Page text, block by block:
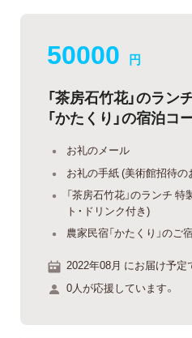
50000 円
「茶房石竹花」のラ
「かたくり」の宿泊コ
お礼のメール
お礼の手紙 (美術館招待の
「茶房石竹花」のランチ
ト・ドリンク付き)
農家民宿「かたくり」のご
2022年08月 にお届け予定
0人が応援しています。